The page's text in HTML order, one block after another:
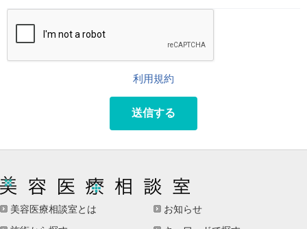
利用規約
送信する
美容医療相談室とは
お知らせ